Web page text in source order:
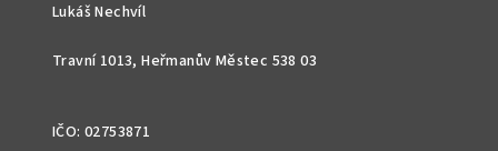
Lukáš Nechvíl
Travní 1013, Heřmanův Městec 538 03
IČO: 02753871